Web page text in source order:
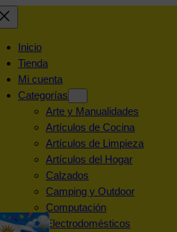
Inicio
Tienda
Mi cuenta
Categorías
Arte y Manualidades
Artículos de Cocina
Artículos de Limpieza
Artículos del Hogar
Calzados
Camping y Outdoor
Computación
Electrodomésticos